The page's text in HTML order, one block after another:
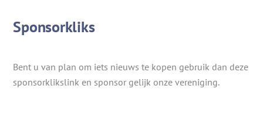
Sponsorkliks
Bent u van plan om iets nieuws te kopen gebruik dan deze
sponsorklikslink en sponsor gelijk onze vereniging.